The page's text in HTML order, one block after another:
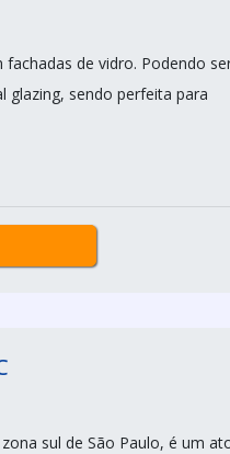
de vidro. Podendo
sendo perfeita para
sul de São Paulo, é um